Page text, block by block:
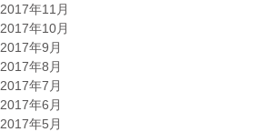
2017年11月
2017年10月
2017年9月
2017年8月
2017年7月
2017年6月
2017年5月